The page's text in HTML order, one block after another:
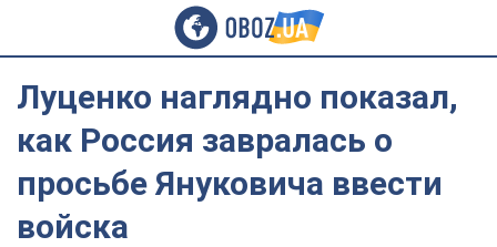
Луценко наглядно показал,
как Россия завралась о
просьбе Януковича ввести
войска